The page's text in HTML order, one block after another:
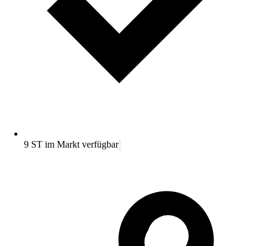
9 ST im Markt verfügbar